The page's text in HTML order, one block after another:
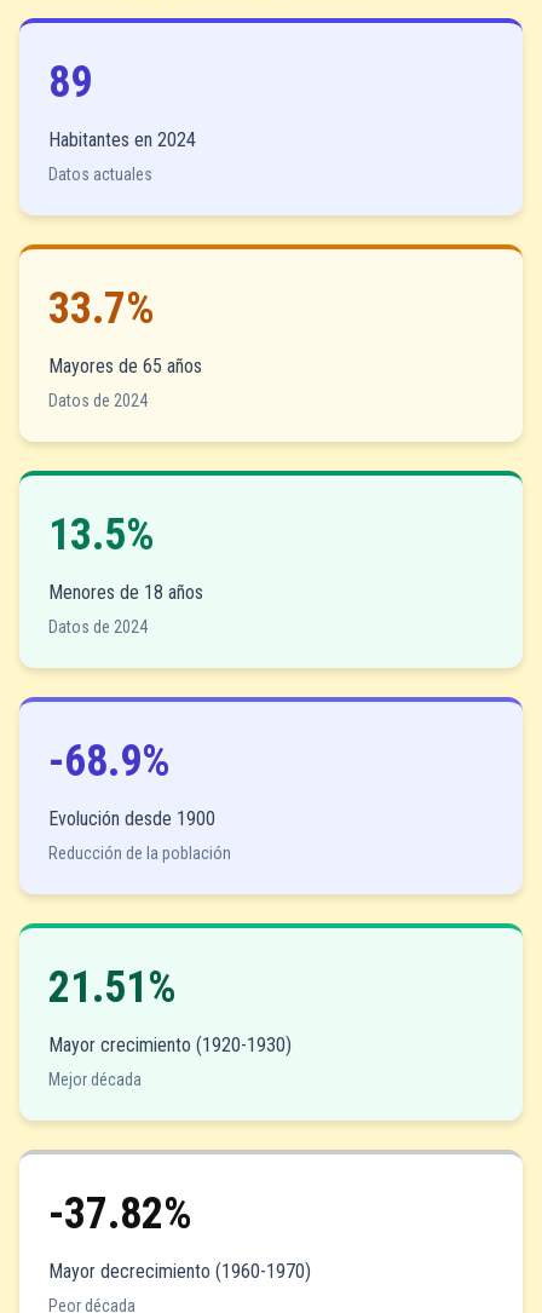
89
Habitantes en 2024
Datos actuales
33.7%
Mayores de 65 años
Datos de 2024
13.5%
Menores de 18 años
Datos de 2024
-68.9%
Evolución desde 1900
Reducción de la población
21.51%
Mayor crecimiento (1920-1930)
Mejor década
-37.82%
Mayor decrecimiento (1960-1970)
Peor década